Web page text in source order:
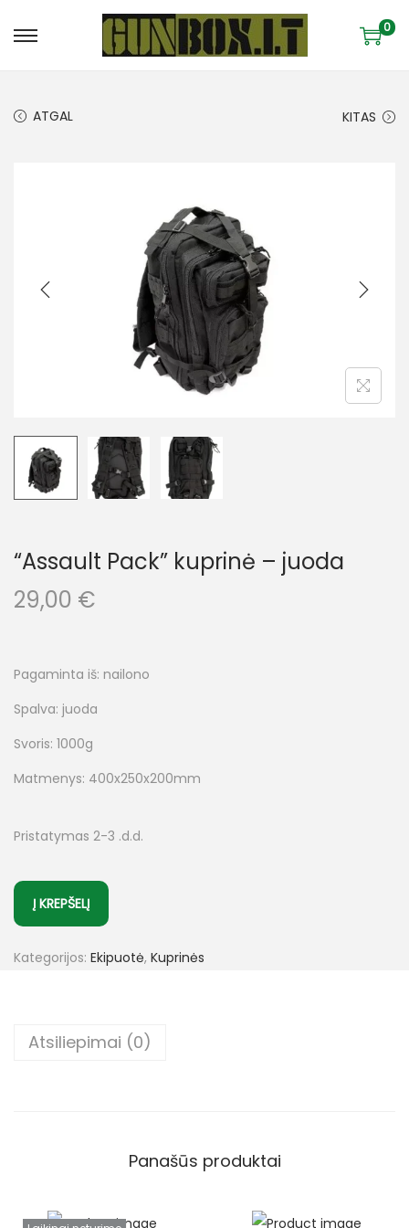
0
ATGAL KITAS
“Assault Pack” kuprinė – juoda
29,00 €
Pagaminta iš: nailono
Spalva: juoda
Svoris: 1000g
Matmenys: 400x250x200mm
Pristatymas 2-3 .d.d.
Į KREPŠELĮ
Kategorijos: Ekipuotė, Kuprinės
Atsiliepimai (0)
Panašūs produktai